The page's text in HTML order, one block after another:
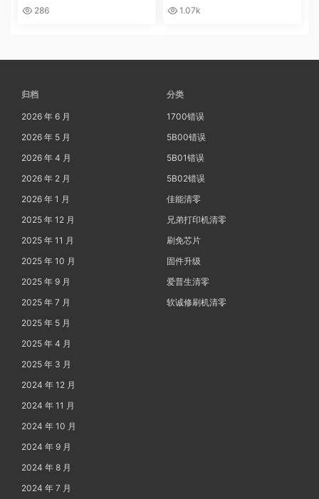
Machine Err FE00远程操作快
286
r mode英文 进不了系统 刷固件
1.07k
归档
2026 年 6 月
2026 年 5 月
2026 年 4 月
2026 年 2 月
2026 年 1 月
2025 年 12 月
2025 年 11 月
2025 年 10 月
2025 年 9 月
2025 年 7 月
2025 年 5 月
2025 年 4 月
2025 年 3 月
2024 年 12 月
2024 年 11 月
2024 年 10 月
2024 年 9 月
2024 年 8 月
2024 年 7 月
分类
1700错误
5B00错误
5B01错误
5B02错误
佳能清零
兄弟打印机清零
刷免芯片
固件升级
爱普生清零
软诚修刷机清零